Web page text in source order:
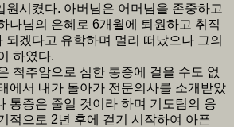
원시켰다. 아버님은 어머님을 존중하고
나님의 은혜로 6개월에 퇴원하고 취직
되겠다고 유학하며 멀리 떠났으나 그의
하였다.
척추암으로 심한 통증에 걸을 수도 없
에서 내가 돌아가 전문의사를 소개받았
통증은 줄일 것이라 하며 기도팀의 응
적으로 2년 후에 걷기 시작하여 아픈